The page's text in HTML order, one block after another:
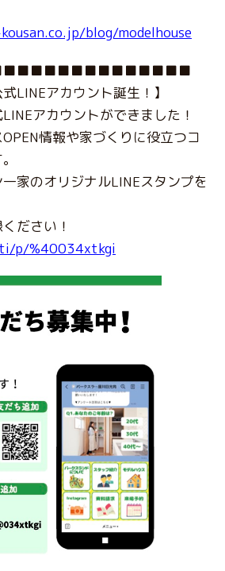
blog/modelhouse
LINEアカウント誕生！】
アカウントができました！
情報や家づくりに役立つコ
家のオリジナルLINEスタンプを
ださい！
p/%40034xtkgi